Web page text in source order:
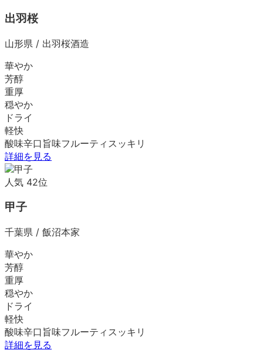
出羽桜
山形県 / 出羽桜酒造
華やか
芳醇
重厚
穏やか
ドライ
軽快
酸味辛口 旨味フルーティ スッキリ
詳細を見る
人気 42位
甲子
千葉県 / 飯沼本家
華やか
芳醇
重厚
穏やか
ドライ
軽快
酸味辛口 旨味フルーティ スッキリ
詳細を見る